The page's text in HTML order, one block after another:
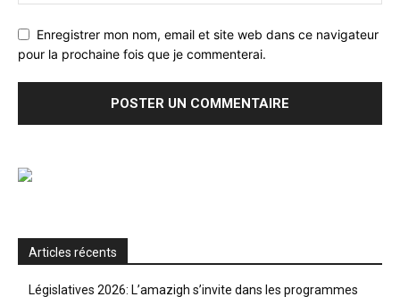
Enregistrer mon nom, email et site web dans ce navigateur
pour la prochaine fois que je commenterai.
Articles récents
Législatives 2026: L’amazigh s’invite dans les programmes